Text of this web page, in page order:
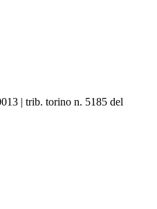
| trib. torino n. 5185 del